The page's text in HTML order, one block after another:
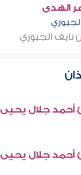
الهدى
نايف الجبوري
أحمد جلال يحيى
أحمد جلال يحيى